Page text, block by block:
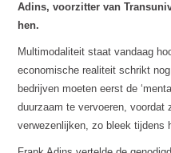
Adins, voorzitter van
hen.
Multimodaliteit staat vandaag
economische realiteit schrikt
bedrijven moeten eerst de
duurzaam te vervoeren, voordat
verwezenlijken, zo bleek tijdens